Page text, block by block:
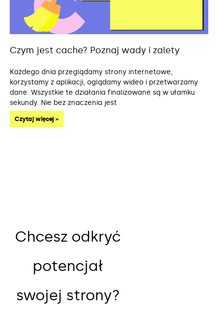
Czym jest cache? Poznaj wady i zalety
Każdego dnia przeglądamy strony internetowe,
korzystamy z aplikacji, oglądamy wideo i przetwarzamy
dane. Wszystkie te działania finalizowane są w ułamku
sekundy. Nie bez znaczenia jest
Czytaj więcej »
Chcesz odkryć
potencjał
swojej strony?